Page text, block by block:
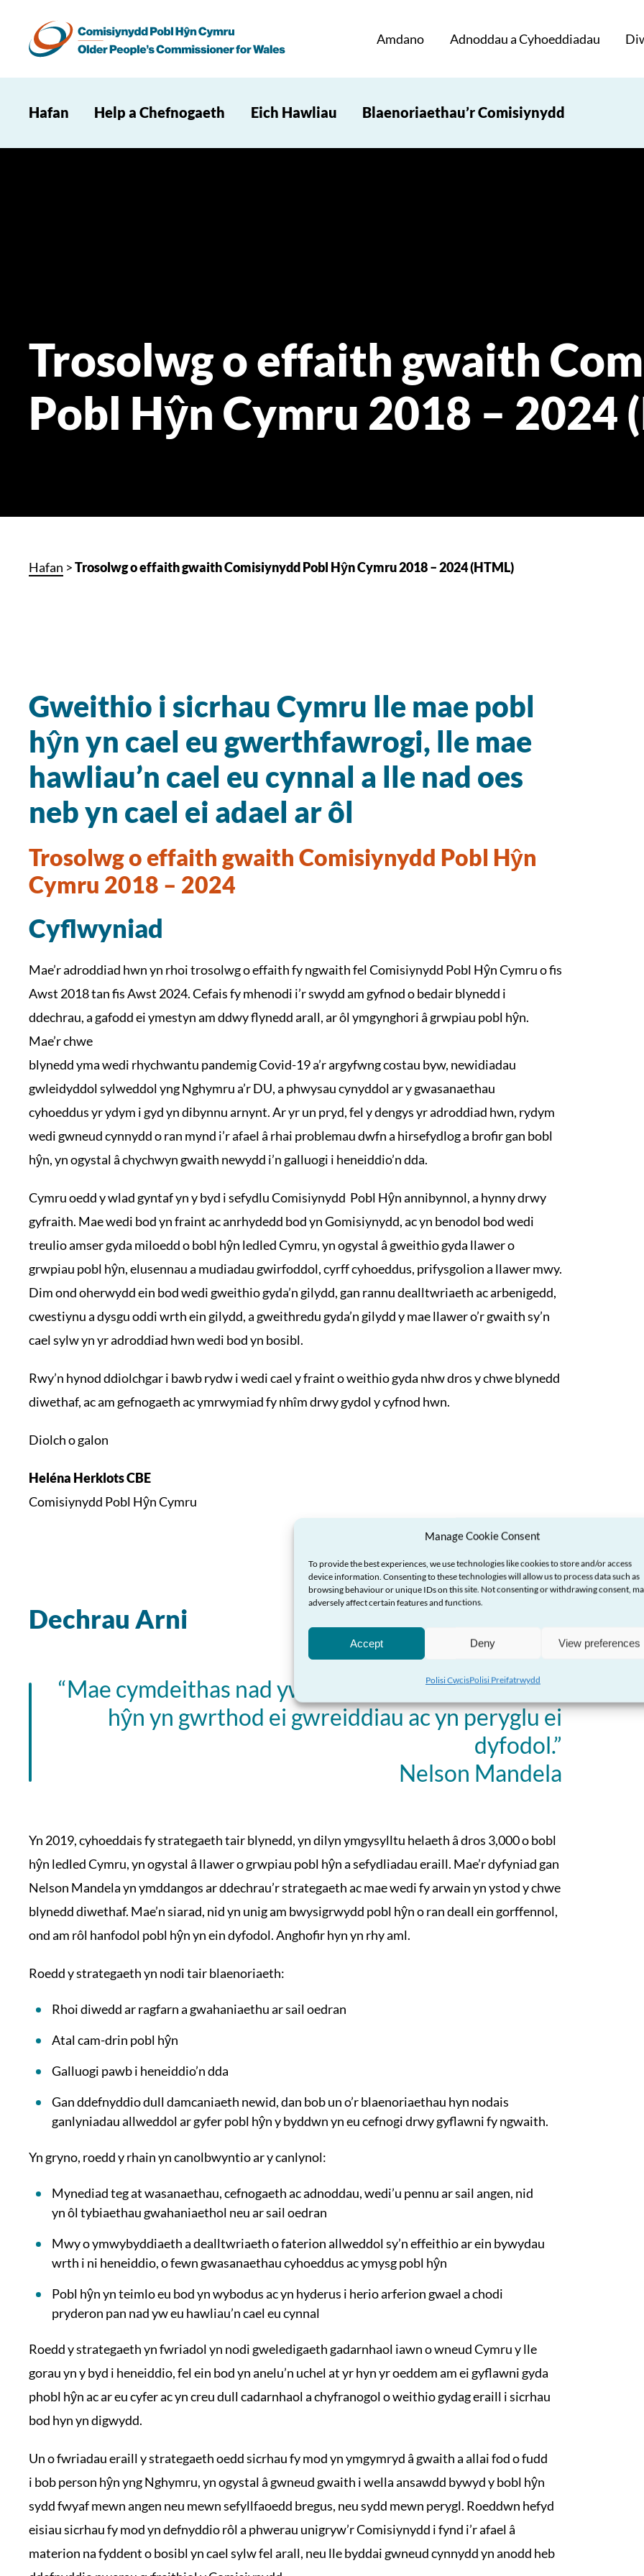
Manage Cookie Consent
To provide the best experiences, we use technologies like cookies to store and/or access
device information. Consenting to these technologies will allow us to process data such as
browsing behaviour or unique IDs on this site. Not consenting or withdrawing consent,
adversely affect certain features and functions.
Accept Deny View preferences
Polisi CwcisPolisi Preifatrwydd
Amdano Adnoddau a Cyhoeddiadau
Hafan Help a Chefnogaeth Eich Hawliau Blaenoriaethau’r Comisiynydd
Trosolwg o effaith gwaith
Pobl Hŷn Cymru 2018 – 2024
Hafan >Trosolwg o effaith gwaith Comisiynydd Pobl Hŷn Cymru 2018 – 2024 (HTML)
Gweithio i sicrhau Cymru lle mae pobl
hŷn yn cael eu gwerthfawrogi, lle mae
hawliau’n cael eu cynnal a lle nad oes
neb yn cael ei adael ar ôl
Trosolwg o effaith gwaith Comisiynydd Pobl Hŷn
Cymru 2018 – 2024
Cyflwyniad
Mae’r adroddiad hwn yn rhoi trosolwg o effaith fy ngwaith fel Comisiynydd Pobl Hŷn Cymru o fis
Awst 2018 tan fis Awst 2024. Cefais fy mhenodi i’r swydd am gyfnod o bedair blynedd i
ddechrau, a gafodd ei ymestyn am ddwy flynedd arall, ar ôl ymgynghori â grwpiau pobl hŷn.
Mae’r chwe
blynedd yma wedi rhychwantu pandemig Covid-19 a’r argyfwng costau byw, newidiadau
gwleidyddol sylweddol yng Nghymru a’r DU, a phwysau cynyddol ar y gwasanaethau
cyhoeddus yr ydym i gyd yn dibynnu arnynt. Ar yr un pryd, fel y dengys yr adroddiad hwn, rydym
wedi gwneud cynnydd o ran mynd i’r afael â rhai problemau dwfn a hirsefydlog a brofir gan bobl
hŷn, yn ogystal â chychwyn gwaith newydd i’n galluogi i heneiddio’n dda.
Cymru oedd y wlad gyntaf yn y byd i sefydlu Comisiynydd Pobl Hŷn annibynnol, a hynny drwy
gyfraith. Mae wedi bod yn fraint ac anrhydedd bod yn Gomisiynydd, ac yn benodol bod wedi
treulio amser gyda miloedd o bobl hŷn ledled Cymru, yn ogystal â gweithio gyda llawer o
grwpiau pobl hŷn, elusennau a mudiadau gwirfoddol, cyrff cyhoeddus, prifysgolion a llawer mwy.
Dim ond oherwydd ein bod wedi gweithio gyda’n gilydd, gan rannu dealltwriaeth ac arbenigedd,
cwestiynu a dysgu oddi wrth ein gilydd, a gweithredu gyda’n gilydd y mae llawer o’r gwaith sy’n
cael sylw yn yr adroddiad hwn wedi bod yn bosibl.
Rwy’n hynod ddiolchgar i bawb rydw i wedi cael y fraint o weithio gyda nhw dros y chwe blynedd
diwethaf, ac am gefnogaeth ac ymrwymiad fy nhîm drwy gydol y cyfnod hwn.
Diolch o galon
Heléna Herklots CBE
Comisiynydd Pobl Hŷn Cymru
Dechrau Arni
“Mae cymdeithas nad yw’n gwerthfawrogi ei phobl
hŷn yn gwrthod ei gwreiddiau ac yn peryglu ei
dyfodol.”
Nelson Mandela
Yn 2019, cyhoeddais fy strategaeth tair blynedd, yn dilyn ymgysylltu helaeth â dros 3,000 o bobl
hŷn ledled Cymru, yn ogystal â llawer o grwpiau pobl hŷn a sefydliadau eraill. Mae’r dyfyniad gan
Nelson Mandela yn ymddangos ar ddechrau’r strategaeth ac mae wedi fy arwain yn ystod y chwe
blynedd diwethaf. Mae’n siarad, nid yn unig am bwysigrwydd pobl hŷn o ran deall ein gorffennol,
ond am rôl hanfodol pobl hŷn yn ein dyfodol. Anghofir hyn yn rhy aml.
Roedd y strategaeth yn nodi tair blaenoriaeth:
Rhoi diwedd ar ragfarn a gwahaniaethu ar sail oedran
Atal cam-drin pobl hŷn
Galluogi pawb i heneiddio’n dda
Gan ddefnyddio dull damcaniaeth newid, dan bob un o’r blaenoriaethau hyn nodais
ganlyniadau allweddol ar gyfer pobl hŷn y byddwn yn eu cefnogi drwy gyflawni fy ngwaith.
Yn gryno, roedd y rhain yn canolbwyntio ar y canlynol:
Mynediad teg at wasanaethau, cefnogaeth ac adnoddau, wedi’u pennu ar sail angen, nid
yn ôl tybiaethau gwahaniaethol neu ar sail oedran
Mwy o ymwybyddiaeth a dealltwriaeth o faterion allweddol sy’n effeithio ar ein bywydau
wrth i ni heneiddio, o fewn gwasanaethau cyhoeddus ac ymysg pobl hŷn
Pobl hŷn yn teimlo eu bod yn wybodus ac yn hyderus i herio arferion gwael a chodi
pryderon pan nad yw eu hawliau’n cael eu cynnal
Roedd y strategaeth yn fwriadol yn nodi gweledigaeth gadarnhaol iawn o wneud Cymru y lle
gorau yn y byd i heneiddio, fel ein bod yn anelu’n uchel at yr hyn yr oeddem am ei gyflawni gyda
phobl hŷn ac ar eu cyfer ac yn creu dull cadarnhaol a chyfranogol o weithio gydag eraill i sicrhau
bod hyn yn digwydd.
Un o fwriadau eraill y strategaeth oedd sicrhau fy mod yn ymgymryd â gwaith a allai fod o fudd
i bob person hŷn yng Nghymru, yn ogystal â gwneud gwaith i wella ansawdd bywyd y bobl hŷn
sydd fwyaf mewn angen neu mewn sefyllfaoedd bregus, neu sydd mewn perygl. Roeddwn hefyd
eisiau sicrhau fy mod yn defnyddio rôl a phwerau unigryw’r Comisiynydd i fynd i’r afael â
materion na fyddent o bosibl yn cael sylw fel arall, neu lle byddai gwneud cynnydd yn anodd heb